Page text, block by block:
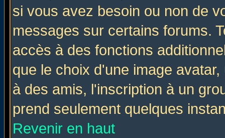
si vous avez besoin ou non de
messages sur certains forums.
accès à des fonctions
que le choix d'une image
à des amis, l'inscription à un
prend seulement quelques
Revenir en haut